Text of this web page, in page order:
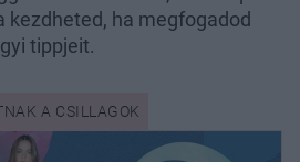
kezdheted, ha megfogadod
tippjeit.